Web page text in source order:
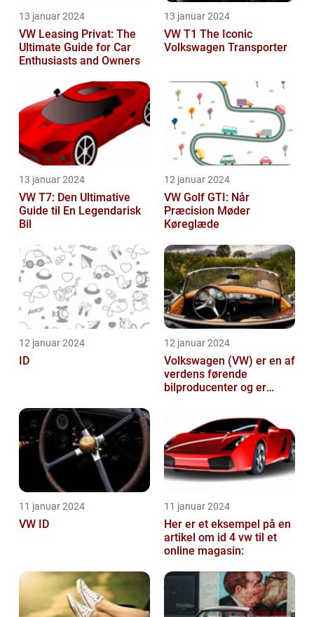
13 januar 2024
VW Leasing Privat: The
Ultimate Guide for Car
Enthusiasts and Owners
13 januar 2024
VW T1 The Iconic
Volkswagen Transporter
13 januar 2024
VW T7: Den Ultimative
Guide til En Legendarisk
Bil
12 januar 2024
VW Golf GTI: Når
Præcision Møder
Køreglæde
12 januar 2024
ID
12 januar 2024
Volkswagen (VW) er en af
verdens førende
bilproducenter og er
kvalitetsbiler til...
11 januar 2024
VW ID
11 januar 2024
Her er et eksempel på en
artikel om id 4 vw til et
online magasin: